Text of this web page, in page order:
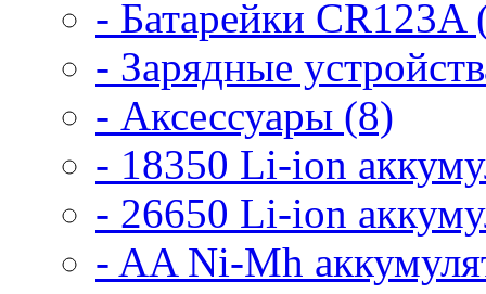
- Батарейки CR123A
- Зарядные
- Аксессуары (8)
- 18350 Li-ion
- 26650 Li-ion
- AA Ni-Mh